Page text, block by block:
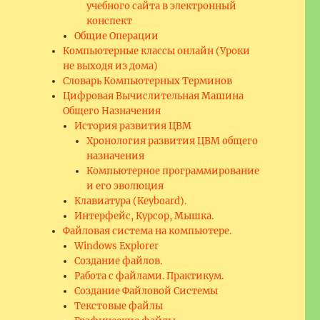
учебного сайта в электронный
конспект
Общие Операции
Компьютерные классы онлайн (Уроки
не выходя из дома)
Словарь Компьютерных Терминов
Цифровая Вычислительная Машина
Общего Назначения
История развития ЦВМ
Хронология развития ЦВМ общего
назначения
Компьютерное программирование
и его эволюция
Клавиатура (Keyboard).
Интерфейс, Курсор, Мышка.
Файловая система на компьютере.
Windows Explorer
Создание файлов.
Работа с файлами. Практикум.
Создание Файловой Системы
Текстовые файлы